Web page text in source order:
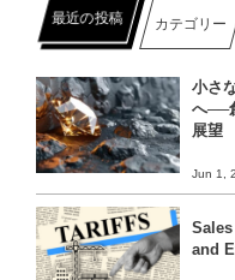
最近の投稿 カテゴリー
小さ
へ──
展望
Jun 1,
and